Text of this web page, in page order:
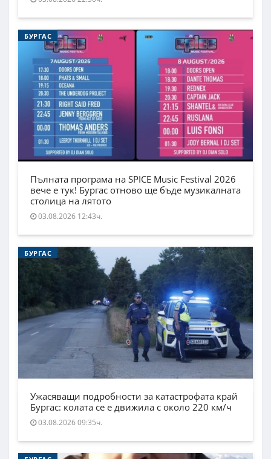
БУРГАС
Пълната програма на SPICE Music Festival 2026
вече е тук! Бургас отново ще бъде музикалната
столица на лятото
03.08.2026 12:43ч.
БУРГАС
Ужасяващи подробности за катастрофата край
Бургас: колата се е движила с около 220 км/ч
03.08.2026 09:35ч.